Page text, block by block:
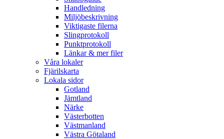
Handledning
Miljöbeskrivning
Viktigaste filerna
Slingprotokoll
Punktprotokoll
Länkar & mer filer
Våra lokaler
Fjärilskarta
Lokala sidor
Gotland
Jämtland
Närke
Västerbotten
Västmanland
Västra Götaland